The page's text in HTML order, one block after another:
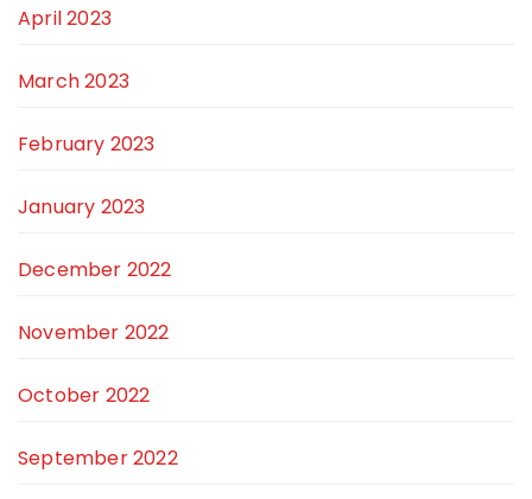
April 2023
March 2023
February 2023
January 2023
December 2022
November 2022
October 2022
September 2022